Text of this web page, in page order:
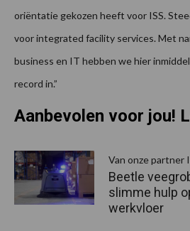
oriëntatie gekozen heeft voor ISS.
voor integrated facility services. Met
business en IT hebben we hier
record in.”
Aanbevolen voor jou!
Van onze partner
Beetle
slimme hulp
werkvloer